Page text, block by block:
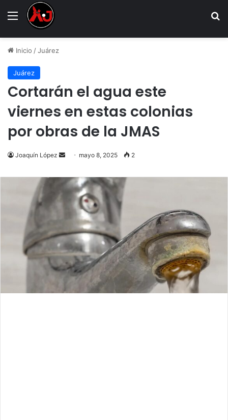
Menu
Inicio /Juárez
Juárez
Cortarán el agua este
viernes en estas colonias
por obras de la JMAS
Joaquín López
Send
email
mayo 8, 2025 2